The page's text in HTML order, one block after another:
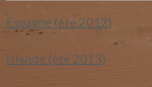
Espagne (été 2012)
Islande (été 2013)